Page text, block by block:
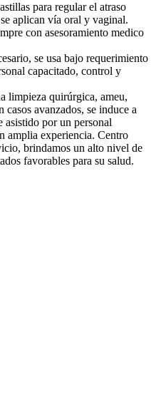
para regular el atraso
aplican vía oral y vaginal.
con asesoramiento medico
se usa bajo requerimiento
capacitado, control y
limpieza quirúrgica, ameu,
avanzados, se induce a
asistido por un personal
amplia experiencia. Centro
brindamos un alto nivel de
favorables para su salud.